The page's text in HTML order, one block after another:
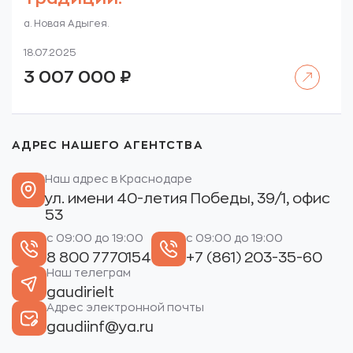
а. Новая Адыгея.
18.07.2025
3 007 000 ₽
АДРЕС НАШЕГО АГЕНТСТВА
Наш адрес в Краснодаре
ул. имени 40-летия Победы, 39/1, офис
53
с 09:00 до 19:00
8 800 7770154
с 09:00 до 19:00
+7 (861) 203-35-60
Наш телеграм
gaudirielt
Адрес электронной почты
gaudiinf@ya.ru